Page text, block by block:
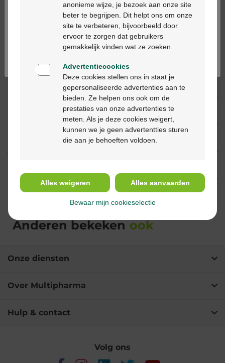
Klantendienst
via chat of contactformulier
Productbeschrijving
Eigenschappen
Ingrediënten
Anderen bekeken ook
Onze diensten
Over Multipharma
Hulp & contact
Volg ons
Ga verder in het nederlands
Continuez en français
anonieme wijze, je bezoek aan onze site
beter te begrijpen. Dit helpt ons om onze
site te verbeteren, bijvoorbeeld door
ervoor te zorgen dat gebruikers
gemakkelijk vinden wat ze zoeken.
Advertentiecookies
Deze cookies stellen ons in staat je
gepersonaliseerde advertenties aan te
bieden. Ze helpen ons ook om de
prestaties van onze advertenties te
meten. Als je deze cookies weigert,
kunnen we je geen advertentties sturen
die aan je behoeften voldoen.
Alles weigeren Alles aanvaarden
Bewaar mijn cookieselectie